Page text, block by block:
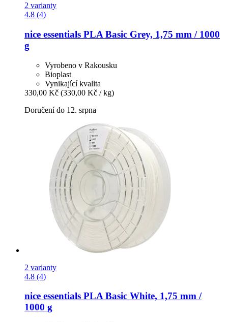
2 varianty
4.8 (4)
nice essentials PLA Basic Grey, 1,75 mm / 1000
g
Vyrobeno v Rakousku
Bioplast
Vynikající kvalita
330,00 Kč (330,00 Kč / kg)
Doručení do 12. srpna
2 varianty
4.8 (4)
nice essentials PLA Basic White, 1,75 mm /
1000 g